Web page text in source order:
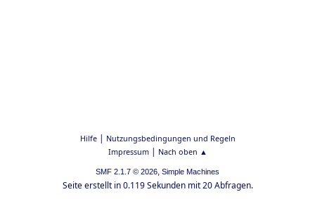
Hilfe| Nutzungsbedingungen und Regeln
Impressum| Nach oben ▲
SMF 2.1.7 © 2026, Simple Machines
Seite erstellt in 0.119 Sekunden mit 20 Abfragen.